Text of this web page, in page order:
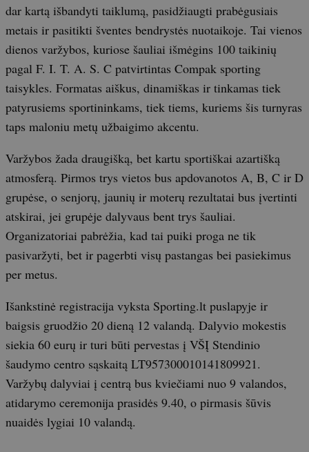
dar kartą išbandyti taiklumą, pasidžiaugti prabėgusiais
metais ir pasitikti šventes bendrystės nuotaikoje. Tai vienos
dienos varžybos, kuriose šauliai išmėgins 100 taikinių
pagal F. I. T. A. S. C patvirtintas Compak sporting
taisykles. Formatas aiškus, dinamiškas ir tinkamas tiek
patyrusiems sportininkams, tiek tiems, kuriems šis turnyras
taps maloniu metų užbaigimo akcentu.
Varžybos žada draugišką, bet kartu sportiškai azartišką
atmosferą. Pirmos trys vietos bus apdovanotos A, B, C ir D
grupėse, o senjorų, jaunių ir moterų rezultatai bus įvertinti
atskirai, jei grupėje dalyvaus bent trys šauliai.
Organizatoriai pabrėžia, kad tai puiki proga ne tik
pasivaržyti, bet ir pagerbti visų pastangas bei pasiekimus
per metus.
Išankstinė registracija vyksta Sporting.lt puslapyje ir
baigsis gruodžio 20 dieną 12 valandą. Dalyvio mokestis
siekia 60 eurų ir turi būti pervestas į VŠĮ Stendinio
šaudymo centro sąskaitą LT957300010141809921.
Varžybų dalyviai į centrą bus kviečiami nuo 9 valandos,
atidarymo ceremonija prasidės 9.40, o pirmasis šūvis
nuaidės lygiai 10 valandą.